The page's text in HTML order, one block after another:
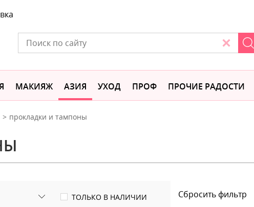
МАКИЯЖ АЗИЯ УХОД ПРОФ ПРОЧИЕ РАДОСТИ
прокладки и тампоны
ТОЛЬКО В НАЛИЧИИ Сбросить фильтр